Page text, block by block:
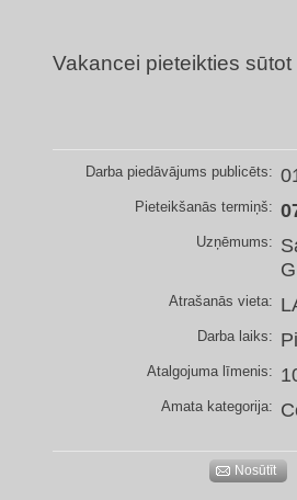
Vakancei pieteikties
Darba piedāvājums publicēts:
Pieteikšanās termiņš:
Uzņēmums:
Atrašanās vieta:
Darba laiks:
Atalgojuma līmenis:
Amata kategorija:
Nosūtīt